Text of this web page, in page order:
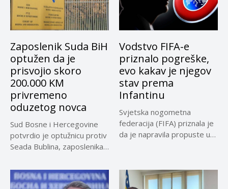
Zaposlenik Suda BiH
optužen da je
prisvojio skoro
200.000 KM
privremeno
oduzetog novca
Sud Bosne i Hercegovine
potvrdio je optužnicu protiv
Seada Bublina, zaposlenika
Vodstvo FIFA-e
priznalo pogreške,
evo kakav je njegov
stav prema
Infantinu
Svjetska nogometna
federacija (FIFA) priznala je
da je napravila propuste u